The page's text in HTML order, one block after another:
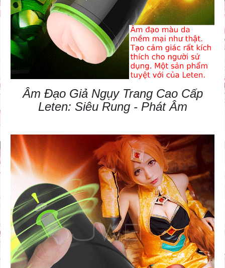
Âm Đạo Giả Ngụy TrangCao Cấp
Leten: Siêu Rung - Phát Âm